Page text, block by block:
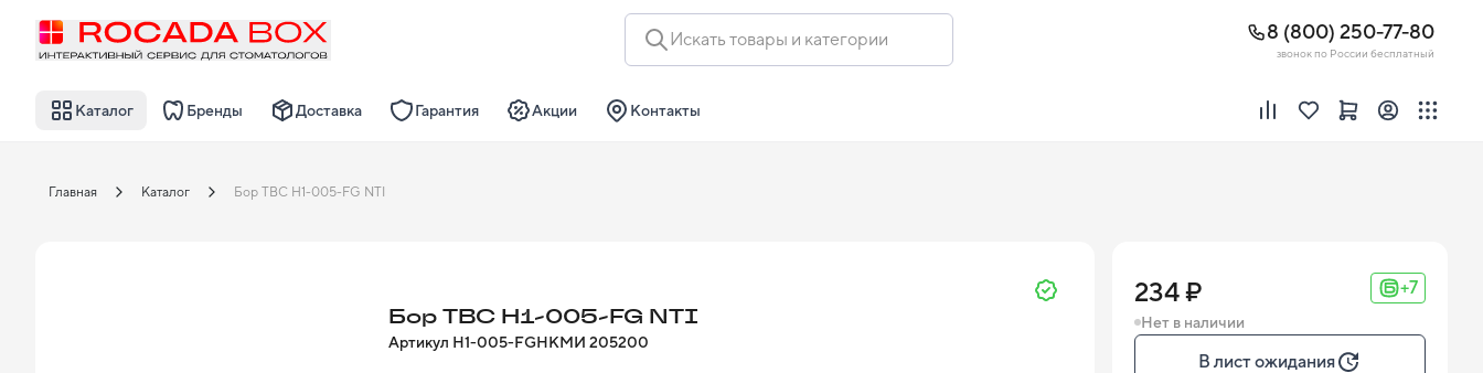
Искать товары и категории 8 (800) 250-77-80
звонок по России бесплатный
Каталог Бренды Доставка Гарантия Акции Контакты
Главная Каталог Бор TBC H1-005-FG NTI
Бор TBC H1-005-FG NTI
Артикул H1-005-FGНКМИ 205200
234 ₽ +7
Нет в наличии
В лист ожидания